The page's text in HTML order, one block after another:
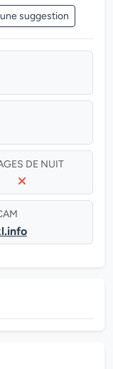
suggestion
DE NUIT